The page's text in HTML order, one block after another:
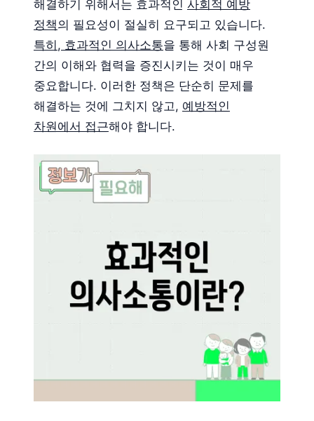
해결하기 위해서는 효과적인 사회적 예방
정책의 필요성이 절실히 요구되고 있습니다.
특히, 효과적인 의사소통을 통해 사회 구성원
간의 이해와 협력을 증진시키는 것이 매우
중요합니다. 이러한 정책은 단순히 문제를
해결하는 것에 그치지 않고, 예방적인
차원에서 접근해야 합니다.